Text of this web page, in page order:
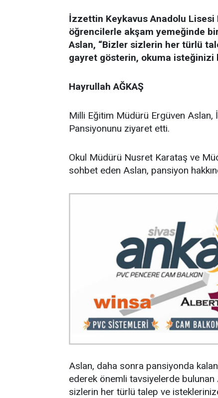
İzzettin Keykavus Anadolu
öğrencilerle akşam yemeğinde
Aslan, “Bizler sizlerin her türlü
gayret gösterin, okuma isteğinizi
Hayrullah AĞKAŞ
Milli Eğitim Müdürü Ergüven Aslan,
Pansiyonunu ziyaret etti.
Okul Müdürü Nusret Karataş ve
sohbet eden Aslan, pansiyon
Aslan, daha sonra pansiyonda
ederek önemli tavsiyelerde bulunan
sizlerin her türlü talep ve